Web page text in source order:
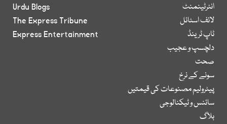
انٹرٹینمنٹ
لائف اسٹائل
ٹاپ ٹرینڈ
دلچسپ و عجیب
صحت
سونے کے نرخ
پیٹرولیم مصنوعات کی قیمتیں
سائنس و ٹیکنالوجی
بلاگ
Urdu Blogs
The Express Tribune
Express Entertainment